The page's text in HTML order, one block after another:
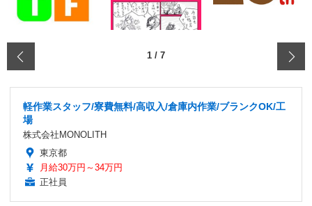
1 / 7
軽作業スタッフ/寮費無料/高収入/倉庫内作業/ブランクOK/工
場
株式会社MONOLITH
東京都
月給30万円～34万円
正社員